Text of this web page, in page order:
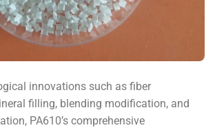
innovations such as fiber
filling, blending modification, and
PA610’s comprehensive